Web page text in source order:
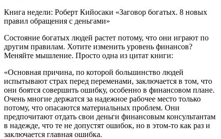
Книга недели: Роберт Кийосаки «Заговор богатых. 8 новых
правил обращения с деньгами»
Состояние богатых людей растет потому, что они играют по
другим правилам. Хотите изменить уровень финансов?
Меняйте мышление. Просто одна из цитат книги:
«Основная причина, по которой большинство людей
испытывают страх перед переменами, заключается в том, что
они боятся совершить ошибку, особенно в финансовом плане.
Очень многие держатся за надежное рабочее место только
потому, что опасаются материальных проблем. Они
предпочитают отдать свои деньги финансовым консультантам
в надежде, что те не допустят ошибок, но в этом-то как раз и
заключается главная ошибка.